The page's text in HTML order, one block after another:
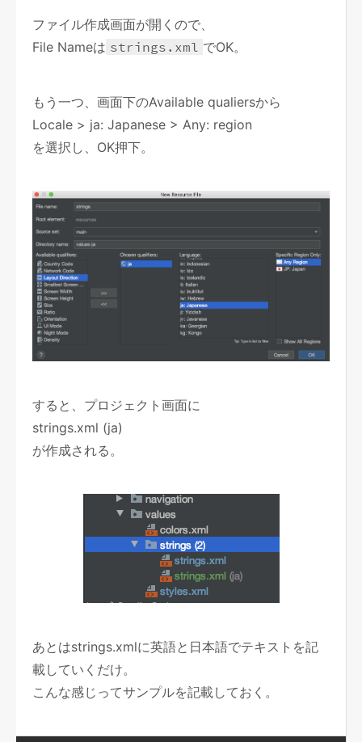
ファイル作成画面が開くので、
File Nameは strings.xml でOK。
もう一つ、画面下のAvailable qualiersから
Locale > ja: Japanese > Any: region
を選択し、OK押下。
すると、プロジェクト画面に
strings.xml (ja)
が作成される。
あとはstrings.xmlに英語と日本語でテキストを記
載していくだけ。
こんな感じってサンプルを記載しておく。